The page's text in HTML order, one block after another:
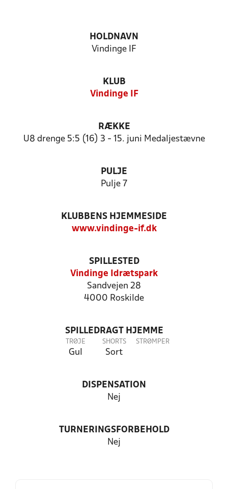
HOLDNAVN
Vindinge IF
KLUB
Vindinge IF
RÆKKE
U8 drenge 5:5 (16) 3 - 15. juni Medaljestævne
PULJE
Pulje 7
KLUBBENS HJEMMESIDE
www.vindinge-if.dk
SPILLESTED
Vindinge Idrætspark
Sandvejen 28
4000 Roskilde
SPILLEDRAGT HJEMME
TRØJE
Gul
SHORTS
Sort
STRØMPER
DISPENSATION
Nej
TURNERINGSFORBEHOLD
Nej